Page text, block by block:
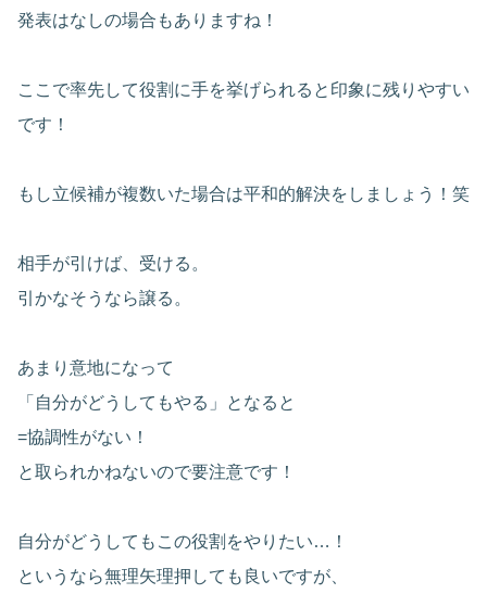
発表はなしの場合もありますね！
ここで率先して役割に手を挙げられると印象に残りやすい
です！
もし立候補が複数いた場合は平和的解決をしましょう！笑
相手が引けば、受ける。
引かなそうなら譲る。
あまり意地になって
「自分がどうしてもやる」となると
=協調性がない！
と取られかねないので要注意です！
自分がどうしてもこの役割をやりたい…！
というなら無理矢理押しても良いですが、